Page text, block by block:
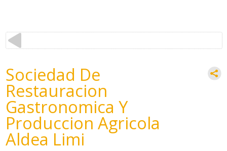
Sociedad De
Restauracion
Gastronomica Y
Produccion Agricola
Aldea Limi